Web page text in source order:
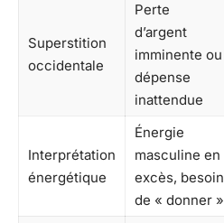
Superstition
occidentale
Perte
d’argent
imminente ou
dépense
inattendue
Interprétation
énergétique
Énergie
masculine en
excès, besoin
de « donner »